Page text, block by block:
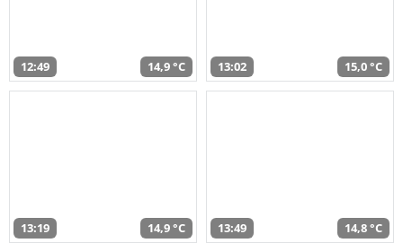
12:49 14,9 °C 13:02 15,0 °C
13:19 14,9 °C 13:49 14,8 °C